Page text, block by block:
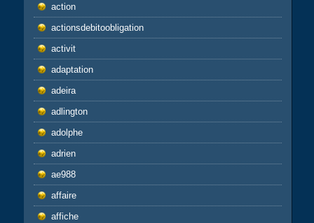
action
actionsdebitoobligation
activit
adaptation
adeira
adlington
adolphe
adrien
ae988
affaire
affiche